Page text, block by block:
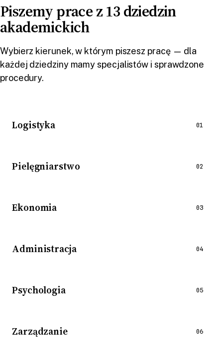
Piszemy prace z 13 dziedzin
akademickich
Wybierz kierunek, w którym piszesz pracę — dla
każdej dziedziny mamy specjalistów i sprawdzone
procedury.
Logistyka 01
Pielęgniarstwo 02
Ekonomia 03
Administracja 04
Psychologia 05
Zarządzanie 06